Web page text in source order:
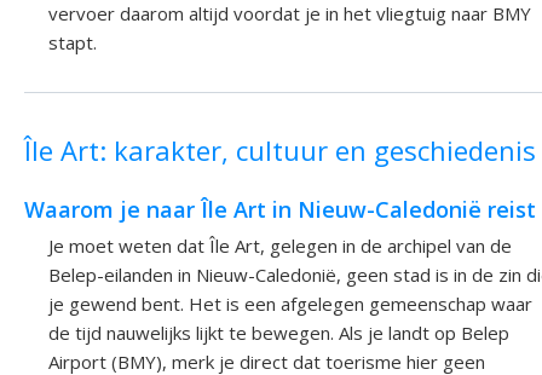
vervoer daarom altijd voordat je in het vliegtuig naar BMY
stapt.
Île Art: karakter, cultuur en geschiedenis
Waarom je naar Île Art in Nieuw-Caledonië reist
Je moet weten dat Île Art, gelegen in de archipel van de
Belep-eilanden in Nieuw-Caledonië, geen stad is in de zin
je gewend bent. Het is een afgelegen gemeenschap waar
de tijd nauwelijks lijkt te bewegen. Als je landt op Belep
Airport (BMY), merk je direct dat toerisme hier geen